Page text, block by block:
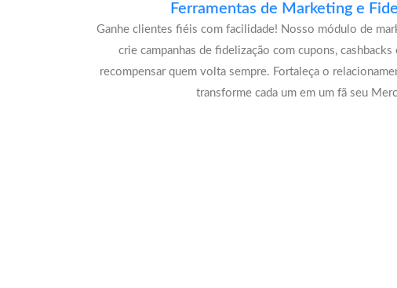
Ferramentas de Marketing e
Ganhe clientes fiéis com facilidade! Nosso módulo de
crie campanhas de fidelização com cupons, cashbacks
recompensar quem volta sempre. Fortaleça o
transforme cada um em um fã seu